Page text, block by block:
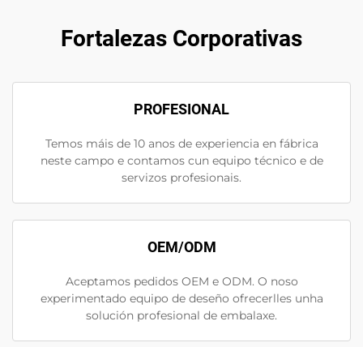
Fortalezas Corporativas
PROFESIONAL
Temos máis de 10 anos de experiencia en fábrica
neste campo e contamos cun equipo técnico e de
servizos profesionais.
OEM/ODM
Aceptamos pedidos OEM e ODM. O noso
experimentado equipo de deseño ofrecerlles unha
solución profesional de embalaxe.